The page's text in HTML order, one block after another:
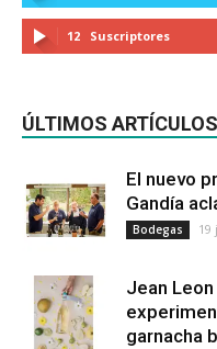
12 Suscriptores
ÚLTIMOS ARTÍCULOS
El nuevo
Gandía
Bodegas 19
Jean
garnacha